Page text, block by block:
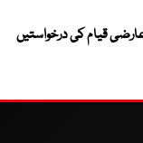
قیام کی درخواستیں